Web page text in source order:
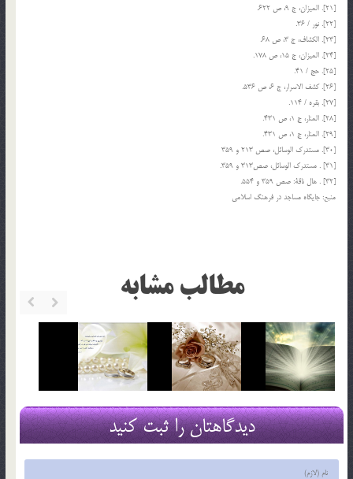
[21]. الميزان، ج 9، ص 622.
[22]. نور / 36.
[23]. الكشاف، ج 3، ص 68.
[24]. الميزان، ج 15، ص 178.
[25]. حج / 41.
[26]. كشف الاسرار، ج 6، ص 536.
[27]. بقره / 114.
[28]. المنار، ج 1، ص 431.
[29]. المنار، ج 1، ص 431.
[30]. مستدرك الوسائل، صص 213 و 359
[31] . مستدرك الوسائل، صص313 و 359.
[32] . هال ناقة: صص 359 و 554.
منبع: جايگاه مساجد در فرهنگ اسلامي
مطالب مشابه
دیدگاهتان را ثبت کنید